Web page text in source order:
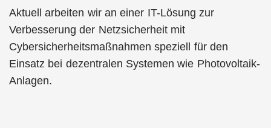
Aktuell arbeiten wir an einer IT-Lösung zur
Verbesserung der Netzsicherheit mit
Cybersicherheitsmaßnahmen speziell für den
Einsatz bei dezentralen Systemen wie Photovoltaik-
Anlagen.